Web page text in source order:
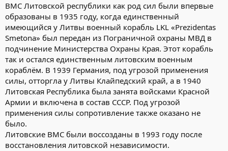
ВМС Литовской республики как род сил были впервые
образованы в 1935 году, когда единственный
имеющийся у Литвы военный корабль LKL «Prezidentas
Smetona» был передан из Пограничной охраны МВД в
подчинение Министерства Охраны Края. Этот корабль
так и остался единственным литовским военным
кораблём. В 1939 Германия, под угрозой применения
силы, отторгла у Литвы Клайпедский край, а в 1940
Литовская Республика была занята войсками Красной
Армии и включена в состав СССР. Под угрозой
применения силы сопротивление также оказано не
было.
Литовские ВМС были воссозданы в 1993 году после
восстановления литовской независимости.